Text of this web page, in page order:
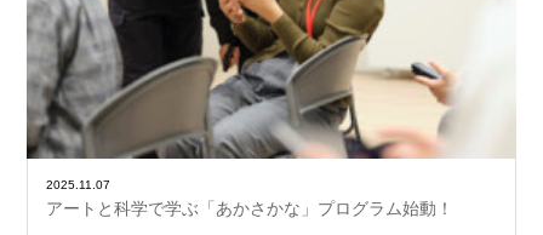
2025.11.07
アートと科学で学ぶ「あかさかな」プログラム始動！